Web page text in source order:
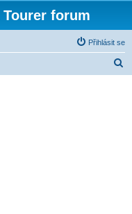
forum
Přihlásit se